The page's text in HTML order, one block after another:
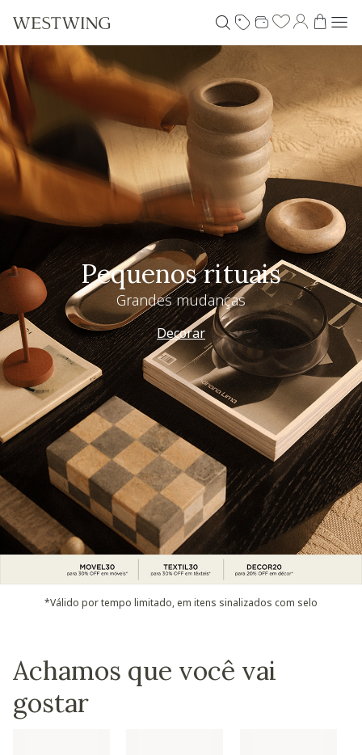
Pequenos rituais
Grandes mudanças
Decorar
*Válido por tempo limitado, em itens sinalizados com selo
Achamos que você vai
gostar